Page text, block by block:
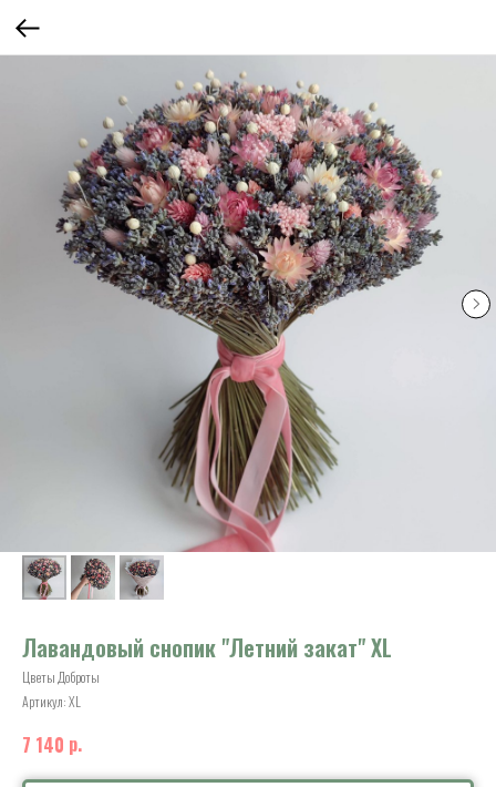
Лавандовый снопик "Летний закат" XL
Цветы Доброты
Артикул:XL
7 140 р.